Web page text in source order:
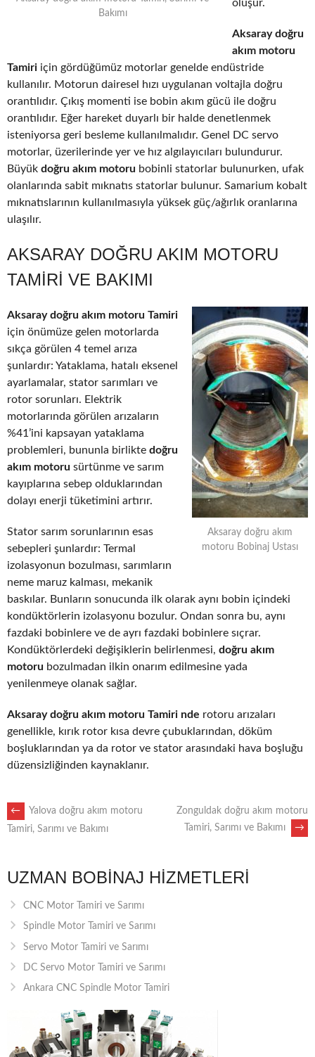
Bakımı
oluşur.
Aksaray doğru
akım motoru
Tamiri için gördüğümüz motorlar genelde endüstride
kullanılır. Motorun dairesel hızı uygulanan voltajla doğru
orantılıdır. Çıkış momenti ise bobin akım gücü ile doğru
orantılıdır. Eğer hareket duyarlı bir halde denetlenmek
isteniyorsa geri besleme kullanılmalıdır. Genel DC servo
motorlar, üzerilerinde yer ve hız algılayıcıları bulundurur.
Büyük doğru akım motoru bobinli statorlar bulunurken, ufak
olanlarında sabit mıknatıs statorlar bulunur. Samarium kobalt
mıknatıslarının kullanılmasıyla yüksek güç/ağırlık oranlarına
ulaşılır.
AKSARAY DOĞRU AKIM MOTORU
TAMIRI VE BAKIMI
Aksaray doğru akım
motoru Bobinaj Ustası
Aksaray doğru akım motoru Tamiri
için önümüze gelen motorlarda
sıkça görülen 4 temel arıza
şunlardır: Yataklama, hatalı eksenel
ayarlamalar, stator sarımları ve
rotor sorunları. Elektrik
motorlarında görülen arızaların
%41’ini kapsayan yataklama
problemleri, bununla birlikte doğru
akım motoru sürtünme ve sarım
kayıplarına sebep olduklarından
dolayı enerji tüketimini artırır.
Stator sarım sorunlarının esas
sebepleri şunlardır: Termal
izolasyonun bozulması, sarımların
neme maruz kalması, mekanik
baskılar. Bunların sonucunda ilk olarak aynı bobin içindeki
kondüktörlerin izolasyonu bozulur. Ondan sonra bu, aynı
fazdaki bobinlere ve de ayrı fazdaki bobinlere sıçrar.
Kondüktörlerdeki değişiklerin belirlenmesi, doğru akım
motoru bozulmadan ilkin onarım edilmesine yada
yenilenmeye olanak sağlar.
Aksaray doğru akım motoru Tamiri nde rotoru arızaları
genellikle, kırık rotor kısa devre çubuklarından, döküm
boşluklarından ya da rotor ve stator arasındaki hava boşluğu
düzensizliğinden kaynaklanır.
POST
←
Yalova doğru akım motoru
Tamiri, Sarımı ve Bakımı
Zonguldak doğru akım motoru
Tamiri, Sarımı ve Bakımı
→
UZMAN BOBINAJ HIZMETLERI
CNC Motor Tamiri ve Sarımı
Spindle Motor Tamiri ve Sarımı
Servo Motor Tamiri ve Sarımı
DC Servo Motor Tamiri ve Sarımı
Ankara CNC Spindle Motor Tamiri